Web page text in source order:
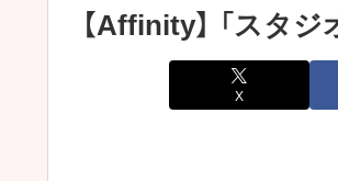
【Affinity】 「スタ
X